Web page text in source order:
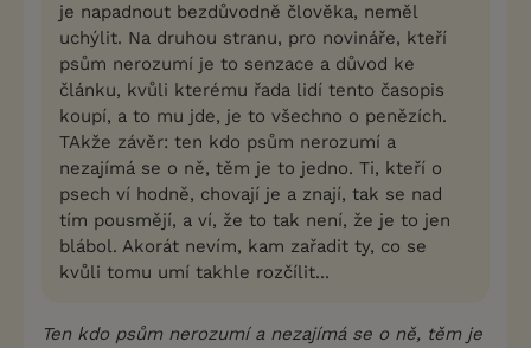
je napadnout bezdůvodně člověka, neměl
uchýlit. Na druhou stranu, pro novináře, kteří
psům nerozumí je to senzace a důvod ke
článku, kvůli kterému řada lidí tento časopis
koupí, a to mu jde, je to všechno o penězích.
TAkže závěr: ten kdo psům nerozumí a
nezajímá se o ně, těm je to jedno. Ti, kteří o
psech ví hodně, chovají je a znají, tak se nad
tím pousmějí, a ví, že to tak není, že je to jen
blábol. Akorát nevím, kam zařadit ty, co se
kvůli tomu umí takhle rozčílit...
Ten kdo psům nerozumí a nezajímá se o ně, těm je